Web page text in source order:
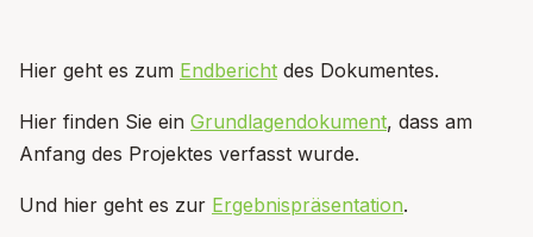
Hier geht es zum Endbericht des Dokumentes.
Hier finden Sie ein Grundlagendokument, dass am
Anfang des Projektes verfasst wurde.
Und hier geht es zur Ergebnispräsentation.